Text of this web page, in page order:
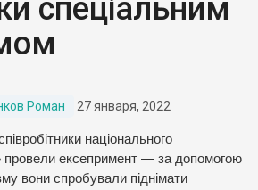
спеціальним
Роман 27 января, 2022
національного
провели ексепримент — за допомогою
вони спробували піднімати